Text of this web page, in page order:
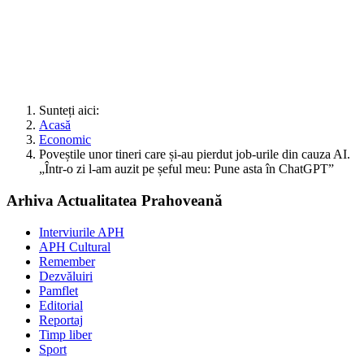
Sunteți aici:
Acasă
Economic
Poveștile unor tineri care și-au pierdut job-urile din cauza AI.
„Într-o zi l-am auzit pe șeful meu: Pune asta în ChatGPT”
Arhiva Actualitatea Prahoveană
Interviurile APH
APH Cultural
Remember
Dezvăluiri
Pamflet
Editorial
Reportaj
Timp liber
Sport